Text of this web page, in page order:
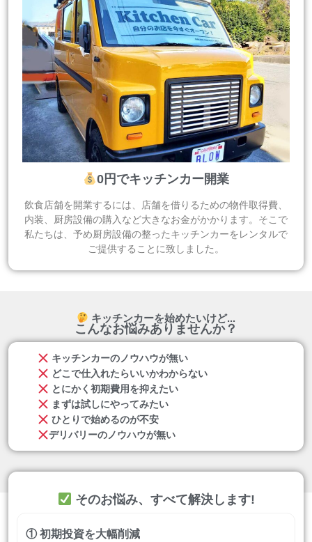
0円でキッチンカー開業
飲食店舗を開業するには、店舗を借りるための物件取得費、
内装、厨房設備の購入など大きなお金がかかります。そこで
私たちは、予め厨房設備の整ったキッチンカーをレンタルで
ご提供することに致しました。
キッチンカーを始めたいけど...
こんなお悩みありませんか？
キッチンカーのノウハウが無い
どこで仕入れたらいいかわからない
とにかく初期費用を抑えたい
まずは試しにやってみたい
ひとりで始めるのが不安
デリバリーのノウハウが無い
そのお悩み、すべて解決します!
① 初期投資を大幅削減